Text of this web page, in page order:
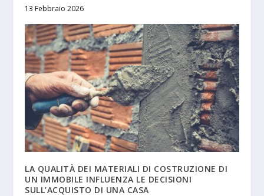
13 Febbraio 2026
LA QUALITÀ DEI MATERIALI DI COSTRUZIONE DI
UN IMMOBILE INFLUENZA LE DECISIONI
SULL’ACQUISTO DI UNA CASA